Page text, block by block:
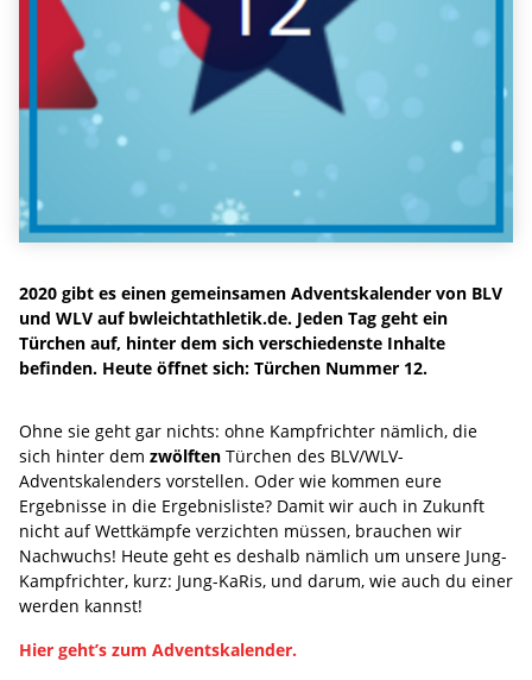
2020 gibt es einen gemeinsamen Adventskalender von BLV
und WLV auf bwleichtathletik.de. Jeden Tag geht ein
Türchen auf, hinter dem sich verschiedenste Inhalte
befinden. Heute öffnet sich: Türchen Nummer 12.
Ohne sie geht gar nichts: ohne Kampfrichter nämlich, die
sich hinter dem zwölften Türchen des BLV/WLV-
Adventskalenders vorstellen. Oder wie kommen eure
Ergebnisse in die Ergebnisliste? Damit wir auch in Zukunft
nicht auf Wettkämpfe verzichten müssen, brauchen wir
Nachwuchs! Heute geht es deshalb nämlich um unsere Jung-
Kampfrichter, kurz: Jung-KaRis, und darum, wie auch du einer
werden kannst!
Hier geht’s zum Adventskalender.